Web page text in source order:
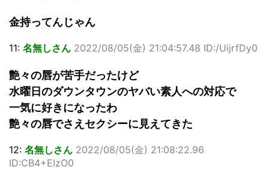
金持ってんじゃん
11: 名無しさん 2022/08/05(金) 21:04:57.48 ID:/UijrfDy0
艶々の唇が苦手だったけど
水曜日のダウンタウンのヤバい素人への対応で
一気に好きになったわ
艶々の唇でさえセクシーに見えてきた
12: 名無しさん 2022/08/05(金) 21:08:22.96
ID:CB4+EIzO0